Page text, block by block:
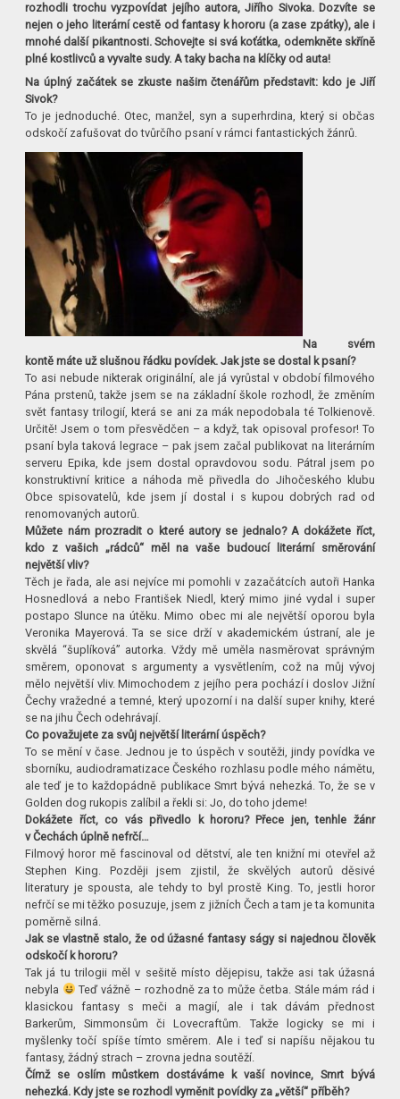
rozhodli trochu vyzpovídat jejího autora, Jiřího Sivoka. Dozvíte se
nejen o jeho literární cestě od fantasy k hororu (a zase zpátky), ale i
mnohé další pikantnosti. Schovejte si svá koťátka, odemkněte skříně
plné kostlivců a vyvalte sudy. A taky bacha na klíčky od auta!
Na úplný začátek se zkuste našim čtenářům představit: kdo je Jiří
Sivok?
To je jednoduché. Otec, manžel, syn a superhrdina, který si občas
odskočí zafušovat do tvůrčího psaní v rámci fantastických žánrů.
Na svém
kontě máte už slušnou řádku povídek. Jak jste se dostal k psaní?
To asi nebude nikterak originální, ale já vyrůstal v období filmového
Pána prstenů, takže jsem se na základní škole rozhodl, že změním
svět fantasy trilogií, která se ani za mák nepodobala té Tolkienově.
Určitě! Jsem o tom přesvědčen – a když, tak opisoval profesor! To
psaní byla taková legrace – pak jsem začal publikovat na literárním
serveru Epika, kde jsem dostal opravdovou sodu. Pátral jsem po
konstruktivní kritice a náhoda mě přivedla do Jihočeského klubu
Obce spisovatelů, kde jsem jí dostal i s kupou dobrých rad od
renomovaných autorů.
Můžete nám prozradit o které autory se jednalo? A dokážete říct,
kdo z vašich „rádců“ měl na vaše budoucí literární směrování
největší vliv?
Těch je řada, ale asi nejvíce mi pomohli v zazačátcích autoři Hanka
Hosnedlová a nebo František Niedl, který mimo jiné vydal i super
postapo Slunce na útěku. Mimo obec mi ale největší oporou byla
Veronika Mayerová. Ta se sice drží v akademickém ústraní, ale je
skvělá “šuplíková” autorka. Vždy mě uměla nasměrovat správným
směrem, oponovat s argumenty a vysvětlením, což na můj vývoj
mělo největší vliv. Mimochodem z jejího pera pochází i doslov Jižní
Čechy vražedné a temné, který upozorní i na další super knihy, které
se na jihu Čech odehrávají.
Co považujete za svůj největší literární úspěch?
To se mění v čase. Jednou je to úspěch v soutěži, jindy povídka ve
sborníku, audiodramatizace Českého rozhlasu podle mého námětu,
ale teď je to každopádně publikace Smrt bývá nehezká. To, že se v
Golden dog rukopis zalíbil a řekli si: Jo, do toho jdeme!
Dokážete říct, co vás přivedlo k hororu? Přece jen, tenhle žánr
v Čechách úplně nefrčí…
Filmový horor mě fascinoval od dětství, ale ten knižní mi otevřel až
Stephen King. Později jsem zjistil, že skvělých autorů děsivé
literatury je spousta, ale tehdy to byl prostě King. To, jestli horor
nefrčí se mi těžko posuzuje, jsem z jižních Čech a tam je ta komunita
poměrně silná.
Jak se vlastně stalo, že od úžasné fantasy ságy si najednou člověk
odskočí k hororu?
Tak já tu trilogii měl v sešitě místo dějepisu, takže asi tak úžasná
nebyla
Teď vážně – rozhodně za to může četba. Stále mám rád i
klasickou fantasy s meči a magií, ale i tak dávám přednost
Barkerům, Simmonsům či Lovecraftům. Takže logicky se mi i
myšlenky točí spíše tímto směrem. Ale i teď si napíšu nějakou tu
fantasy, žádný strach – zrovna jedna soutěží.
Čímž se oslím můstkem dostáváme k vaší novince, Smrt bývá
nehezká. Kdy jste se rozhodl vyměnit povídky za „větší“ příběh?